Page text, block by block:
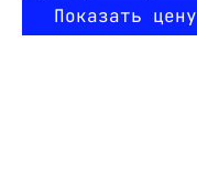
Показать цену